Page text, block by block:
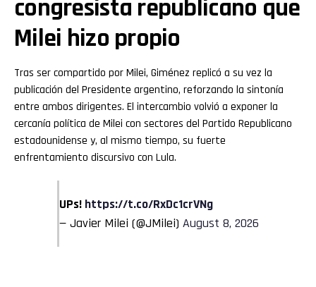
congresista republicano que
Milei hizo propio
Tras ser compartido por Milei, Giménez replicó a su vez la
publicación del Presidente argentino, reforzando la sintonía
entre ambos dirigentes. El intercambio volvió a exponer la
cercanía política de Milei con sectores del Partido Republicano
estadounidense y, al mismo tiempo, su fuerte
enfrentamiento discursivo con Lula.
UPs! https://t.co/RxDc1crVNg
— Javier Milei (@JMilei) August 8, 2026